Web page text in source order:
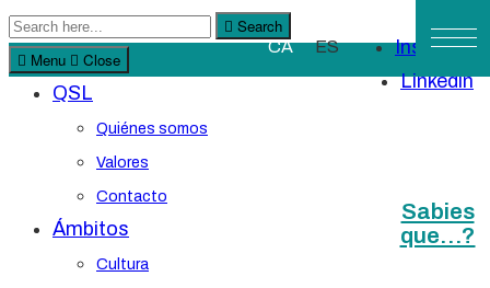
Search
for:
Search
Menu
Close
QSL
Quiénes somos
Valores
Contacto
Ámbitos
Cultura
CA ES
Instagram
Linkedin
Sabies
que…?